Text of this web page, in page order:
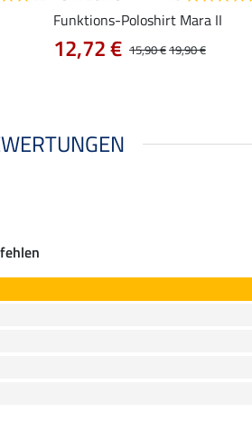
Funktions-Poloshirt Mara II
15,90 €19,90 €
12,72 €